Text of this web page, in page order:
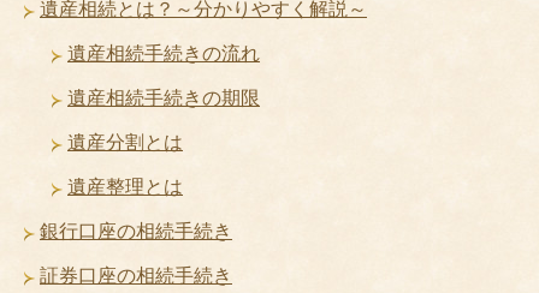
遺産相続とは？～分かりやすく解説～
遺産相続手続きの流れ
遺産相続手続きの期限
遺産分割とは
遺産整理とは
銀行口座の相続手続き
証券口座の相続手続き